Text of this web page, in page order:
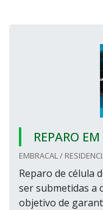
REPARO
EMBRACAL /
Reparo de célula
ser submetidas a
objetivo de